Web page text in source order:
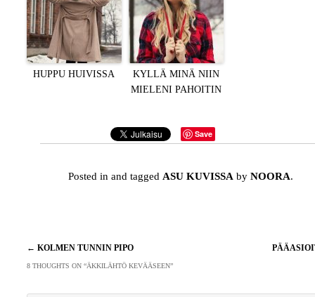
HUPPU HUIVISSA
KYLLÄ MINÄ NIIN
MIELENI PAHOITIN
Save
Posted in and tagged ASU KUVISSA byNOORA.
Artikkelien
selaus
← KOLMEN TUNNIN PIPO
8 THOUGHTS ON “ÄKKILÄHTÖ KEVÄÄSEEN”